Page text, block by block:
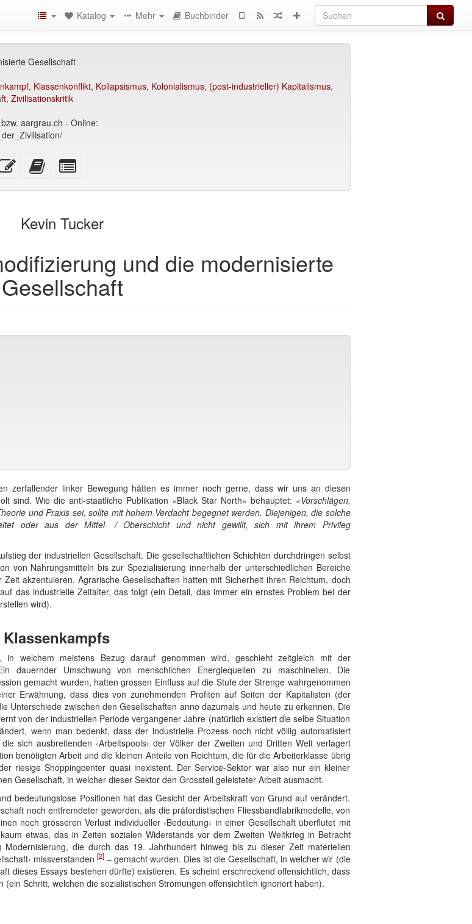
Suchen
Katalog Mehr Buchbinder
Gesellschaft
, Klassenkonflikt, Kollapsismus, Kolonialismus, (post-industrieller) Kapitalismus,
, Zivilisationskritik
aargrau.ch - Online:
Diesen
Text
Füge
diesen
hinzu
bookbuilder
Kevin Tucker
und die modernisierte
Gesellschaft
zerfallender linker Bewegung hätten es immer noch gerne, dass wir uns an diesen
sind. Wie die anti-staatliche Publikation «Black Star North» behauptet: «Vorschlägen,
und Praxis sei, sollte mit hohem Verdacht begegnet werden. Diejenigen, die solche
oder aus der Mittel- / Oberschicht und nicht gewillt, sich mit ihrem Privileg
der industriellen Gesellschaft. Die gesellschaftlichen Schichten durchdringen selbst
von Nahrungsmitteln bis zur Spezialisierung innerhalb der unterschiedlichen Bereiche
akzentuieren. Agrarische Gesellschaften hatten mit Sicherheit ihren Reichtum, doch
das industrielle Zeitalter, das folgt (ein Detail, das immer ein ernstes Problem bei der
wird).
in welchem meistens Bezug darauf genommen wird, geschieht zeitgleich mit der
dauernder Umschwung von menschlichen Energiequellen zu maschinellen. Die
gemacht wurden, hatten grossen Einfluss auf die Stufe der Strenge wahrgenommen
Erwähnung, dass dies von zunehmenden Profiten auf Seiten der Kapitalisten (der
Unterschiede zwischen den Gesellschaften anno dazumals und heute zu erkennen. Die
von der industriellen Periode vergangener Jahre (natürlich existiert die selbe Situation
wenn man bedenkt, dass der industrielle Prozess noch nicht völlig automatisiert
sich ausbreitenden ‹Arbeitspools› der Völker der Zweiten und Dritten Welt verlagert
benötigten Arbeit und die kleinen Anteile von Reichtum, die für die Arbeiterklasse übrig
riesige Shoppingcenter quasi inexistent. Der Service-Sektor war also nur ein kleiner
Gesellschaft, in welcher dieser Sektor den Grossteil geleisteter Arbeit ausmacht.
bedeutungslose Positionen hat das Gesicht der Arbeitskraft von Grund auf verändert.
noch entfremdeter geworden, als die präfordistischen Fliessbandfabrikmodelle, von
noch grösseren Verlust individueller ‹Bedeutung› in einer Gesellschaft überflutet mit
etwas, das in Zeiten sozialen Widerstands vor dem Zweiten Weltkrieg in Betracht
die durch das 19. Jahrhundert hinweg bis zu dieser Zeit materiellen
missverstanden [2]– gemacht wurden. Dies ist die Gesellschaft, in welcher wir (die
dieses Essays bestehen dürfte) existieren. Es scheint erschreckend offensichtlich, dass
Schritt, welchen die sozialistischen Strömungen offensichtlich ignoriert haben).